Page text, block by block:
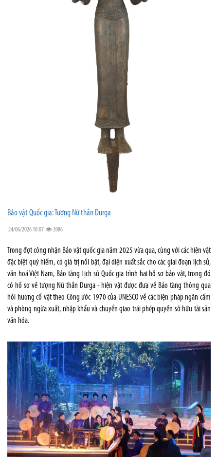
Bảo vật Quốc gia: Tượng Nữ thần Durga
24/06/2026 10:07 2086
Trong đợt công nhận Bảo vật quốc gia năm 2025 vừa qua, cùng với các hiện vật
đặc biệt quý hiếm, có giá trị nổi bật, đại diện xuất sắc cho các giai đoạn lịch sử,
văn hoá Việt Nam, Bảo tàng Lịch sử Quốc gia trình hai hồ sơ bảo vật, trong đó
có hồ sơ về tượng Nữ thần Durga - hiện vật được đưa về Bảo tàng thông qua
hồi hương cổ vật theo Công ước 1970 của UNESCO về các biện pháp ngăn cấm
và phòng ngừa xuất, nhập khẩu và chuyển giao trái phép quyền sở hữu tài sản
văn hóa.